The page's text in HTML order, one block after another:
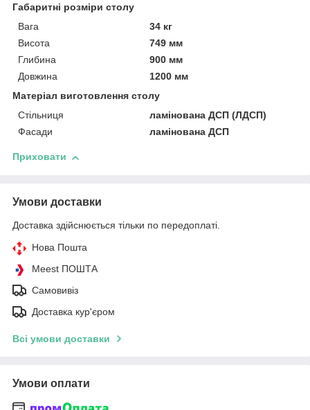
Габаритні розміри столу
Вага
34 кг
Висота
749 мм
Глибина
900 мм
Довжина
1200 мм
Матеріал виготовлення столу
Стільниця
ламінована ДСП (ЛДСП)
Фасади
ламінована ДСП
Приховати
Умови доставки
Доставка здійснюється тільки по передоплаті.
Нова Пошта
Meest ПОШТА
Самовивіз
Доставка кур'єром
Всі умови доставки
Умови оплати